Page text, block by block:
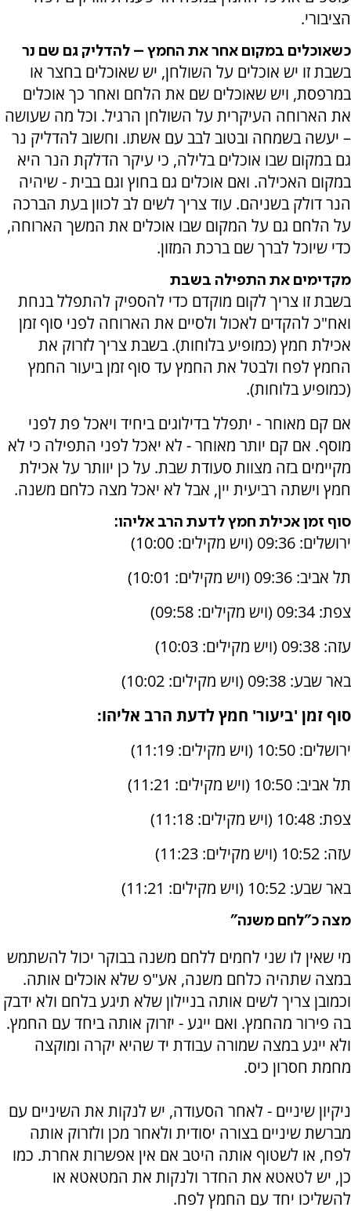
הציבורי.
כשאוכלים במקום אחר את החמץ – להדליק גם שם נר
בשבת זו יש אוכלים על השולחן, יש שאוכלים בחצר או
במרפסת, ויש שאוכלים שם את הלחם ואחר כך אוכלים
את הארוחה העיקרית על השולחן הרגיל. וכל מה שעושה
– יעשה בשמחה ובטוב לבב עם אשתו. וחשוב להדליק נר
גם במקום שבו אוכלים בלילה, כי עיקר הדלקת הנר היא
במקום האכילה. ואם אוכלים גם בחוץ וגם בבית - שיהיה
הנר דולק בשניהם. עוד צריך לשים לב לכוון בעת הברכה
על הלחם גם על המקום שבו אוכלים את המשך הארוחה,
כדי שיוכל לברך שם ברכת המזון.
מקדימים את התפילה בשבת
בשבת זו צריך לקום מוקדם כדי להספיק להתפלל בנחת
ואח"כ להקדים לאכול ולסיים את הארוחה לפני סוף זמן
אכילת חמץ (כמופיע בלוחות). בשבת צריך לזרוק את
החמץ לפח ולבטל את החמץ עד סוף זמן ביעור החמץ
(כמופיע בלוחות).
אם קם מאוחר - יתפלל בדילוגים ביחיד ויאכל פת לפני
מוסף. אם קם יותר מאוחר - לא יאכל לפני התפילה כי לא
מקיימים בזה מצוות סעודת שבת. על כן יוותר על אכילת
חמץ וישתה רביעית יין, אבל לא יאכל מצה כלחם משנה.
סוף זמן אכילת חמץ לדעת הרב אליהו:
ירושלים: 09:36 (ויש מקילים: 10:00)
תל אביב: 09:36 (ויש מקילים: 10:01)
צפת: 09:34 (ויש מקילים: 09:58)
עזה: 09:38 (ויש מקילים: 10:03)
באר שבע: 09:38 (ויש מקילים: 10:02)
סוף זמן 'ביעור' חמץ לדעת הרב אליהו:
ירושלים: 10:50 (ויש מקילים: 11:19)
תל אביב: 10:50 (ויש מקילים: 11:21)
צפת: 10:48 (ויש מקילים: 11:18)
עזה: 10:52 (ויש מקילים: 11:23)
באר שבע: 10:52 (ויש מקילים: 11:21)
מצה כ"לחם משנה"
מי שאין לו שני לחמים ללחם משנה בבוקר יכול להשתמש
במצה שתהיה כלחם משנה, אע"פ שלא אוכלים אותה.
וכמובן צריך לשים אותה בניילון שלא תיגע בלחם ולא ידבק
בה פירור מהחמץ. ואם ייגע - יזרוק אותה ביחד עם החמץ.
ולא ייגע במצה שמורה עבודת יד שהיא יקרה ומוקצה
מחמת חסרון כיס.
ניקיון שיניים - לאחר הסעודה, יש לנקות את השיניים עם
מברשת שיניים בצורה יסודית ולאחר מכן ולזרוק אותה
לפח, או לשטוף אותה היטב אם אין אפשרות אחרת. כמו
כן, יש לטאטא את החדר ולנקות את המטאטא או
להשליכו יחד עם החמץ לפח.